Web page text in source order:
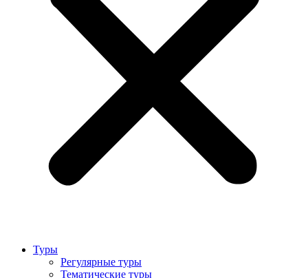
Туры
Регулярные туры
Тематические туры